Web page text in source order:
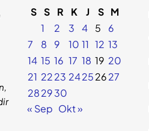
S S R K J S M
1
2 3 4 5
6
7
8 9 10 11 12 13
14 15 16 17 18 19 20
21 2223 24252627
282930
« Sep Okt »